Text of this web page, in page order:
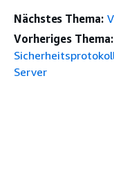
Nächstes Thema:
Vorheriges Thema:
Server